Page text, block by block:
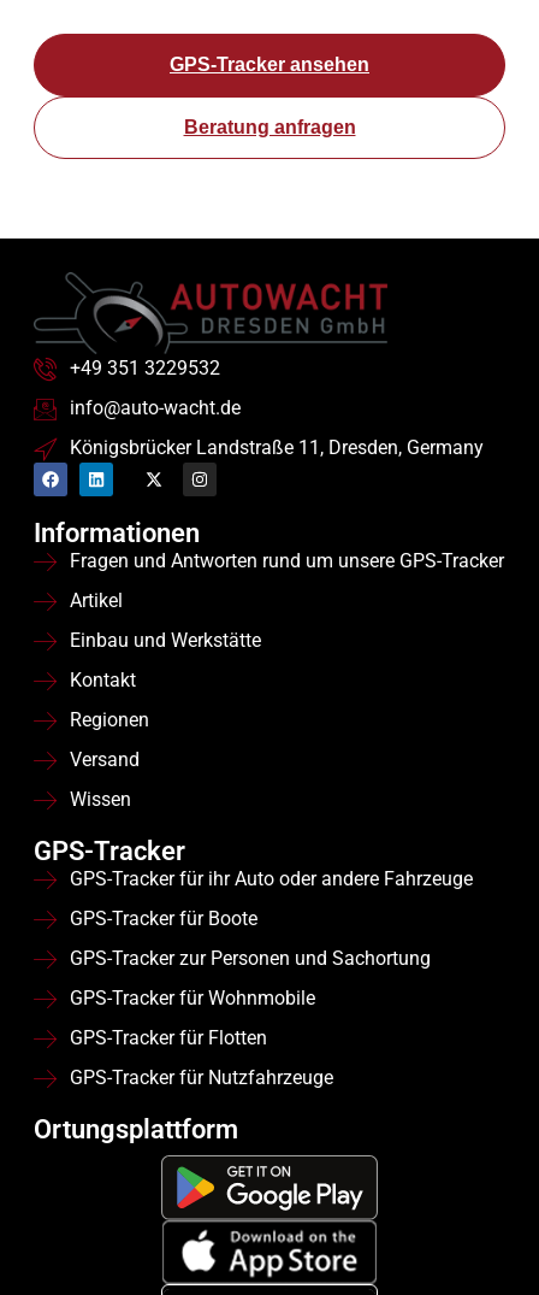
GPS-Tracker ansehen
Beratung anfragen
+49 351 3229532
info@auto-wacht.de
Königsbrücker Landstraße 11, Dresden, Germany
Informationen
Fragen und Antworten rund um unsere GPS-Tracker
Artikel
Einbau und Werkstätte
Kontakt
Regionen
Versand
Wissen
GPS-Tracker
GPS-Tracker für ihr Auto oder andere Fahrzeuge
GPS-Tracker für Boote
GPS-Tracker zur Personen und Sachortung
GPS-Tracker für Wohnmobile
GPS-Tracker für Flotten
GPS-Tracker für Nutzfahrzeuge
Ortungsplattform